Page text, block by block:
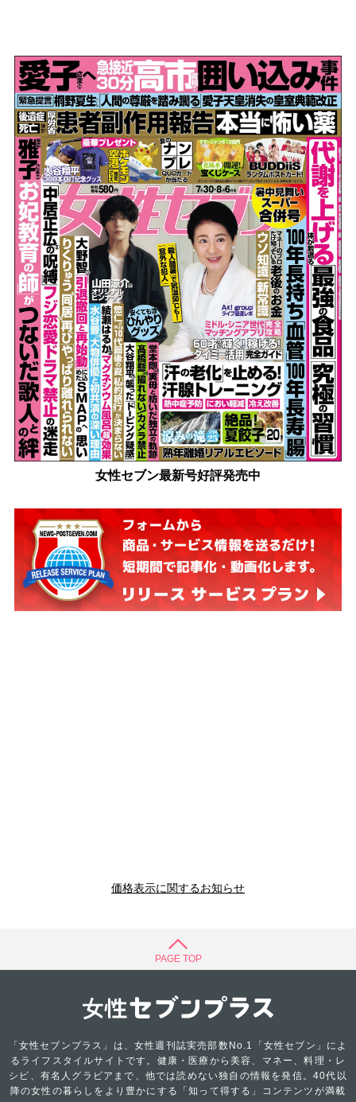
女性セブン最新号好評発売中
価格表示に関するお知らせ
PAGE TOP
「女性セブンプラス」は、女性週刊誌実売部数No.1「女性セブン」によ
るライフスタイルサイトです。健康・医療から美容、マネー、料理・レ
シピ、有名人グラビアまで、他では読めない独自の情報を発信。40代以
降の女性の暮らしをより豊かにする「知って得する」コンテンツが満載